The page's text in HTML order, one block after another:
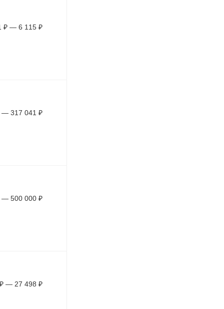
₽ — 6 115 ₽
— 317 041 ₽
— 500 000 ₽
₽ — 27 498 ₽